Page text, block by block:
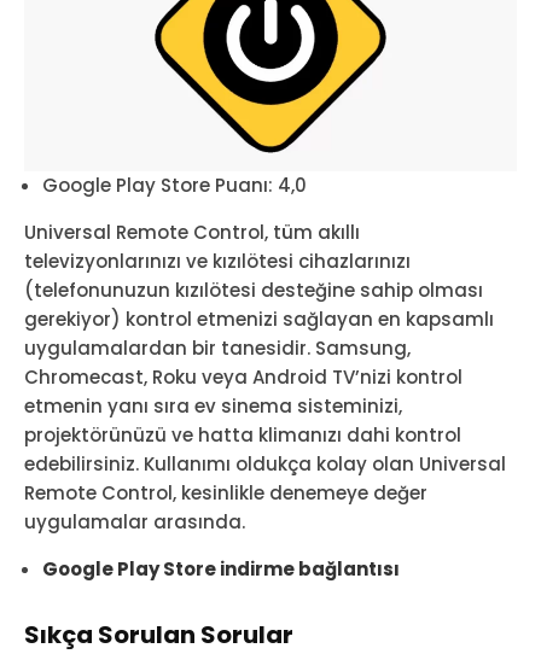
Google Play Store Puanı: 4,0
Universal Remote Control, tüm akıllı
televizyonlarınızı ve kızılötesi cihazlarınızı
(telefonunuzun kızılötesi desteğine sahip olması
gerekiyor) kontrol etmenizi sağlayan en kapsamlı
uygulamalardan bir tanesidir. Samsung,
Chromecast, Roku veya Android TV’nizi kontrol
etmenin yanı sıra ev sinema sisteminizi,
projektörünüzü ve hatta klimanızı dahi kontrol
edebilirsiniz. Kullanımı oldukça kolay olan Universal
Remote Control, kesinlikle denemeye değer
uygulamalar arasında.
Google Play Store indirme bağlantısı
Sıkça Sorulan Sorular